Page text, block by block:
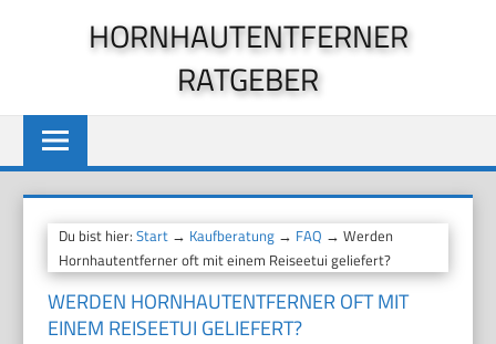
HORNHAUTENTFERNER
RATGEBER
Du bist hier:Start → Kaufberatung → FAQ → Werden
Hornhautentferner oft mit einem Reiseetui geliefert?
WERDEN HORNHAUTENTFERNER OFT MIT
EINEM REISEETUI GELIEFERT?